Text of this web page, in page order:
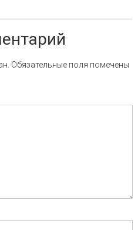
Обязательные поля помечены